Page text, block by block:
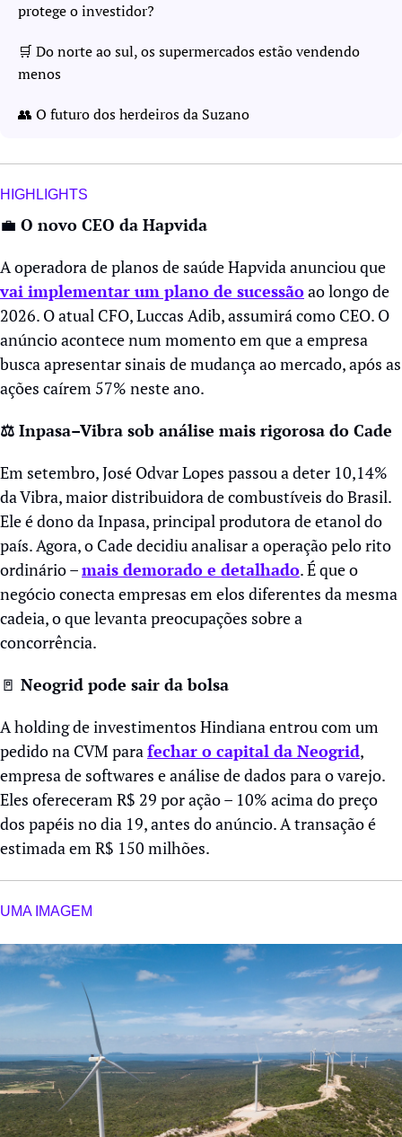
protege o investidor?
🛒 Do norte ao sul, os supermercados estão vendendo
menos
👥 O futuro dos herdeiros da Suzano
HIGHLIGHTS
💼 O novo CEO da Hapvida
vai implementar um plano de sucessão ao longo de
2026. O atual CFO, Luccas Adib, assumirá como CEO. O
anúncio acontece num momento em que a empresa
busca apresentar sinais de mudança ao mercado, após as
ações caírem 57% neste ano.
⚖️ Inpasa–Vibra sob análise mais rigorosa do Cade
Em setembro, José Odvar Lopes passou a deter 10,14%
da Vibra, maior distribuidora de combustíveis do Brasil.
Ele é dono da Inpasa, principal produtora de etanol do
país. Agora, o Cade decidiu analisar a operação pelo rito
ordinário – mais demorado e detalhado. É que o
negócio conecta empresas em elos diferentes da mesma
cadeia, o que levanta preocupações sobre a
concorrência.
🚪 Neogrid pode sair da bolsa
A holding de investimentos Hindiana entrou com um
pedido na CVM para fechar o capital da Neogrid,
empresa de softwares e análise de dados para o varejo.
Eles ofereceram R$ 29 por ação – 10% acima do preço
dos papéis no dia 19, antes do anúncio. A transação é
estimada em R$ 150 milhões.
UMA IMAGEM